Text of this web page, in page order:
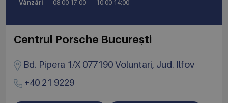
Vânzări
08:00-17:00 10:00-14:00
Centrul Porsche București
Bd. Pipera 1/X 077190 Voluntari, Jud. Ilfov
+40 21 9229